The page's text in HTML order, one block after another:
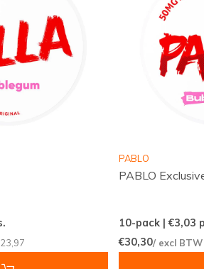
internationale leveringen
assortiment met populaire
smaken en varianten
die altijd voor je klaarstaat
en hoge bereikbaarheid,
je aan toe bent. Dankzij
en een professioneel
PABLO
PABLO
10-pack | €3,03
€30,30/ excl